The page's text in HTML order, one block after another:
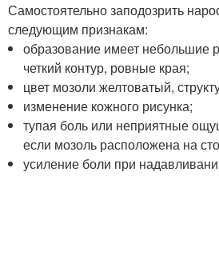
Самостоятельно заподозрить
следующим признакам:
образование имеет небольшие
четкий контур, ровные края;
цвет мозоли желтоватый,
изменение кожного рисунка;
тупая боль или неприятные
если мозоль расположена на
усиление боли при